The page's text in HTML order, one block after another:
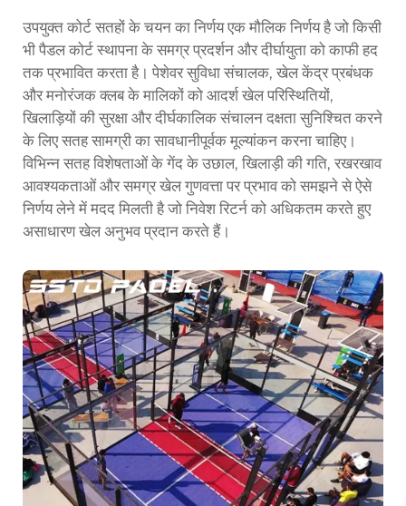
उपयुक्त कोर्ट सतहों के चयन का निर्णय एक मौलिक निर्णय है जो किसी
भी पैडल कोर्ट स्थापना के समग्र प्रदर्शन और दीर्घायुता को काफी हद
तक प्रभावित करता है। पेशेवर सुविधा संचालक, खेल केंद्र प्रबंधक
और मनोरंजक क्लब के मालिकों को आदर्श खेल परिस्थितियों,
खिलाड़ियों की सुरक्षा और दीर्घकालिक संचालन दक्षता सुनिश्चित करने
के लिए सतह सामग्री का सावधानीपूर्वक मूल्यांकन करना चाहिए।
विभिन्न सतह विशेषताओं के गेंद के उछाल, खिलाड़ी की गति, रखरखाव
आवश्यकताओं और समग्र खेल गुणवत्ता पर प्रभाव को समझने से ऐसे
निर्णय लेने में मदद मिलती है जो निवेश रिटर्न को अधिकतम करते हुए
असाधारण खेल अनुभव प्रदान करते हैं।